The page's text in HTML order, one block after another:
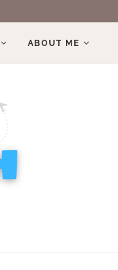
ABOUT ME